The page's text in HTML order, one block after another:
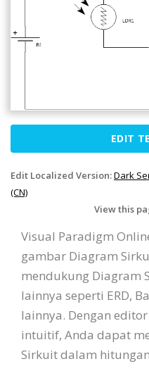
EDIT
Edit Localized Version:Dark
(CN)
View this
Visual Paradigm
gambar Diagram
mendukung Diagram
lainnya seperti ERD,
lainnya. Dengan
intuitif, Anda dapat
Sirkuit dalam